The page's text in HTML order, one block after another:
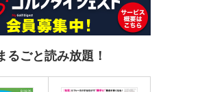
るごと読み放題！